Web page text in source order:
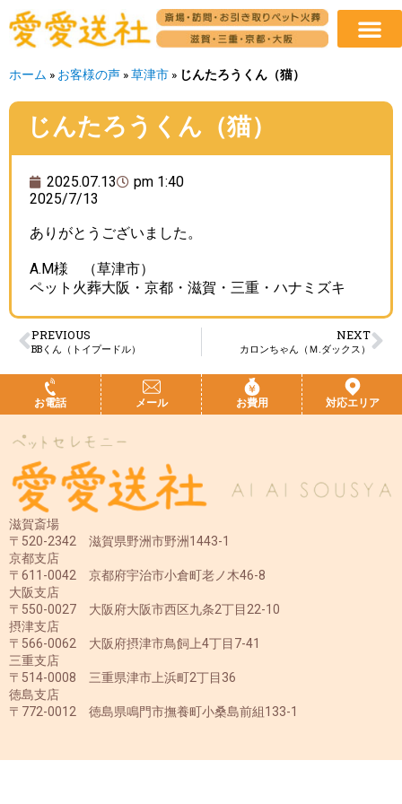
ホーム » お客様の声 »草津市 » じんたろうくん（猫）
じんたろうくん（猫）
2025.07.13
pm 1:40
2025/7/13
ありがとうございました。
A.M様 （草津市）
ペット火葬大阪・京都・滋賀・三重・ハナミズキ
PREVIOUS
BBくん（トイプードル）
NEXT
カロンちゃん（Ｍ.ダックス）
お電話 メール お費用 対応エリア
滋賀斎場
〒520-2342 滋賀県野洲市野洲1443-1
京都支店
〒611-0042 京都府宇治市小倉町老ノ木46-8
大阪支店
〒550-0027 大阪府大阪市西区九条2丁目22-10
摂津支店
〒566-0062 大阪府摂津市鳥飼上4丁目7-41
三重支店
〒514-0008 三重県津市上浜町2丁目36
徳島支店
〒772-0012 徳島県鳴門市撫養町小桑島前組133-1